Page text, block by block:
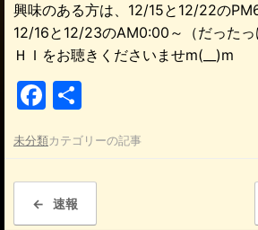
興味のある方は、12/15と12/22の
12/16と12/23のAM0:00～（だったっ
ＨＩをお聴きくださいませm(__)m
F
c
e
b
未分類カテゴリーの記事
投稿ナビゲーション
← 速報